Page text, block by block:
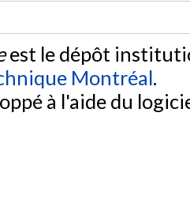
est le dépôt
Montréal.
à l'aide du